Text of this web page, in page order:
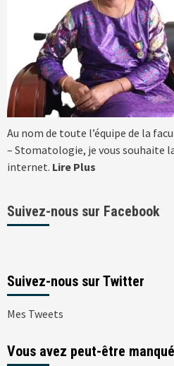
Au nom de toute l’équipe de la
– Stomatologie, je vous souhaite
internet. Lire Plus
Suivez-nous sur Facebook
Suivez-nous sur Twitter
Mes Tweets
Vous avez peut-être manqué